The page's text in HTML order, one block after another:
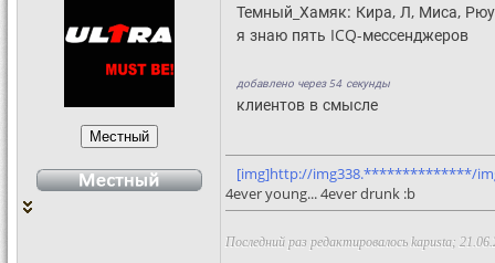
Темный_Хамяк: Кира, Л, Миса,
я знаю пять ICQ-мессенджеров
добавлено через 54 секунды
клиентов в смысле
[img]http://img338.**************/
4ever young... 4ever drunk :b
Последний раз редактировалось kapusta;